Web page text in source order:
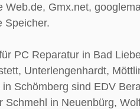
Web.de, Gmx.net,
Speicher.
PC Reparatur in Bad
Unterlengenhardt,
Schömberg sind EDV
Schmehl in Neuenbürg,